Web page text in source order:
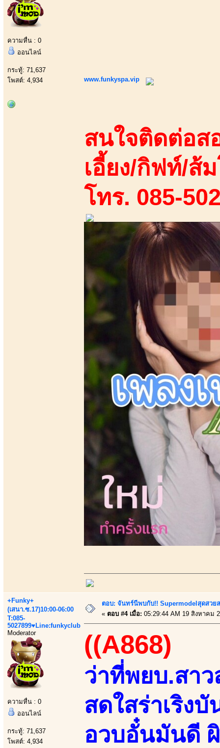
ความหื่น : 0
ออนไลน์
กระทู้: 71,637
โพสต์: 4,934
www.funkyspa.vip
สนใจติดต่อส
เอี้ยง/กิฟท์/ส้
โทร. 085-
+Funky+
(เสนา.ซ.17)10:00-06:00
T:085-
5027899♥Line:funkyclub
Moderator
ความหื่น : 0
ออนไลน์
กระทู้: 71,637
โพสต์: 4,934
ตอบ: จันทร์นีพบกับ!! Supermodelสุดสวย
« ตอบ #4 เมื่อ: 05:29:44 AM 19 สิงหาคม
((A868)
ว่าที่พยบ.สาว
สดใสร่าเริง
อวบอั๋นมันดี